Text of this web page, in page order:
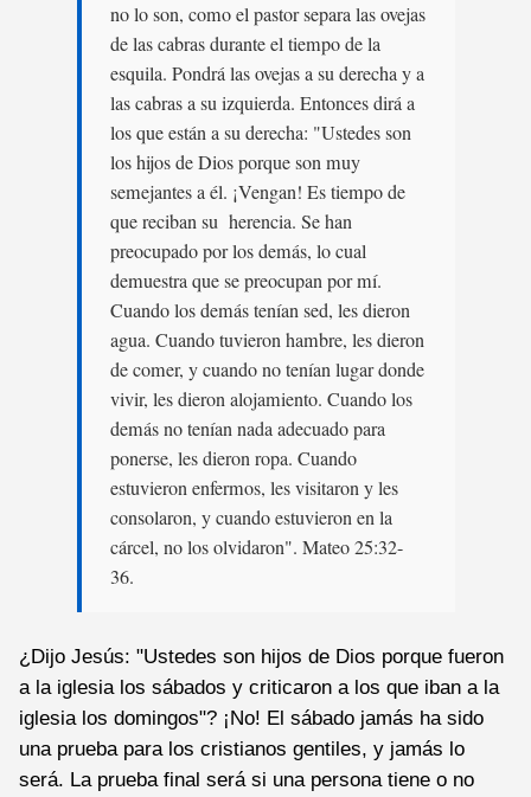
no lo son, como el pastor separa las ovejas
de las cabras durante el tiempo de la
esquila. Pondrá las ovejas a su derecha y a
las cabras a su izquierda. Entonces dirá a
los que están a su derecha: "Ustedes son
los hijos de Dios porque son muy
semejantes a él. ¡Vengan! Es tiempo de
que reciban su herencia. Se han
preocupado por los demás, lo cual
demuestra que se preocupan por mí.
Cuando los demás tenían sed, les dieron
agua. Cuando tuvieron hambre, les dieron
de comer, y cuando no tenían lugar donde
vivir, les dieron alojamiento. Cuando los
demás no tenían nada adecuado para
ponerse, les dieron ropa. Cuando
estuvieron enfermos, les visitaron y les
consolaron, y cuando estuvieron en la
cárcel, no los olvidaron". Mateo 25:32-
36.
¿Dijo Jesús: "Ustedes son hijos de Dios porque fueron
a la iglesia los sábados y criticaron a los que iban a la
iglesia los domingos"? ¡No! El sábado jamás ha sido
una prueba para los cristianos gentiles, y jamás lo
será. La prueba final será si una persona tiene o no